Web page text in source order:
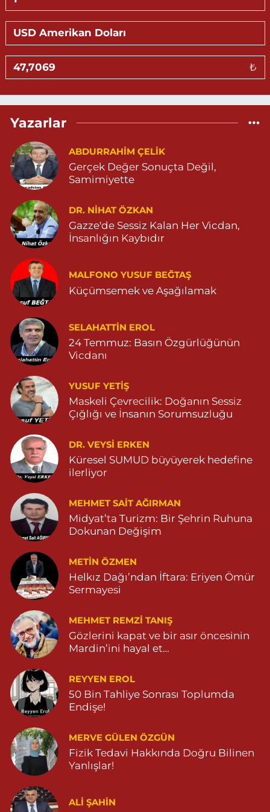
Göktürk Eczanesi
ÖZEL CİHANPOL HASTANESİ YANI YENİKENT MAHALLESİ 20.
CADDE NO:4 B. ÖZEL CİHANPOL HASTANESİ YANI-YENİKENT
MAHALLESİ 04825026482
0 (482) 502 64 82 Yol Tarifi Al
Sevlim Eczanesi
YENİ MAHALLE 514 SOKAK NO:36 ÇEÇEN MEZARLIĞININ 300
0 (482) 313 07 47 Yol Tarifi Al
Sarohan Eczanesi
ZEYTNPINAR MAHALLESİ ROJ CADDESİ NO:30 A derik devlet
hastanesi karşısı 05425113484
0 (542) 511 34 84 Yol Tarifi Al
Eymen Eczanesi
POYRAZ MAHALLE MEVLANA SOKAK NO:5A 05343032144
0 (534) 303 21 44 Yol Tarifi Al
Yeni Eczanesi
YENİ MAHALLE 3086 SOKAK NO:2 4 04825413156
0 (482) 541 31 56 Yol Tarifi Al
İlknur Eczanesi
GÜL MAH. VATAN CAD. NO:2A 04825911091
0 (482) 591 10 91
Turan Eczanesi
TEPEBAŞI MAHALLE KISMETLİ CADDE NO:59D SAĞLIK OCAĞI
YANI 04823813670
0 (482) 381 36 70 Yol Tarifi Al
₺
Yazarlar
ABDURRAHIM ÇELİK
Gerçek Değer Sonuçta Değil,
Samimiyette
DR. NIHAT ÖZKAN
Gazze'de Sessiz Kalan Her Vicdan,
İnsanlığın Kaybıdır
MALFONO YUSUF BEĞTAŞ
Küçümsemek ve Aşağılamak
SELAHATTIN EROL
24 Temmuz: Basın Özgürlüğünün
Vicdanı
YUSUF YETİŞ
Maskeli Çevrecilik: Doğanın Sessiz
Çığlığı ve İnsanın Sorumsuzluğu
DR. VEYSI ERKEN
Küresel SUMUD büyüyerek hedefine
ilerliyor
MEHMET SAIT AĞIRMAN
Midyat’ta Turizm: Bir Şehrin Ruhuna
Dokunan Değişim
METIN ÖZMEN
Helkız Dağı’ndan İftara: Eriyen Ömür
Sermayesi
MEHMET REMZI TANIŞ
Gözlerini kapat ve bir asır öncesinin
Mardin’ini hayal et…
REYYEN EROL
50 Bin Tahliye Sonrası Toplumda
Endişe!
MERVE GÜLEN ÖZGÜN
Fizik Tedavi Hakkında Doğru Bilinen
Yanlışlar!
ALI ŞAHİN